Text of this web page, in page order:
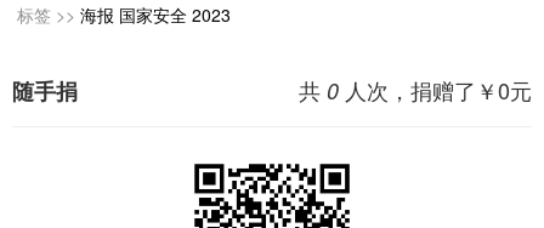
标签 >> 海报 国家安全 2023
共 0 人次，捐赠了￥0元
随手捐